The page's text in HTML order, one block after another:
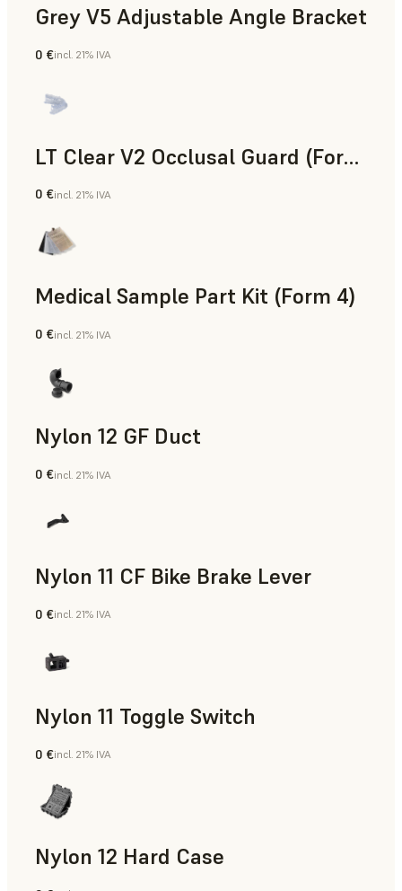
Grey V5 Adjustable Angle Bracket
Estándar
0 €incl. 21% IVA
LT Clear V2 Occlusal Guard (Form 4)
Odontología
0 €incl. 21% IVA
Medical Sample Part Kit (Form 4)
Medicina
0 €incl. 21% IVA
Nylon 12 GF Duct
Polvo para SLS
0 €incl. 21% IVA
Nylon 11 CF Bike Brake Lever
Polvo para SLS
0 €incl. 21% IVA
Nylon 11 Toggle Switch
Polvo para SLS
0 €incl. 21% IVA
Nylon 12 Hard Case